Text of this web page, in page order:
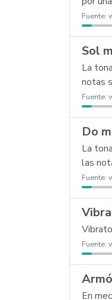
Fuente:
Sol
La
notas
Fuente:
Do
La
las
Fuente:
Fuente:
En